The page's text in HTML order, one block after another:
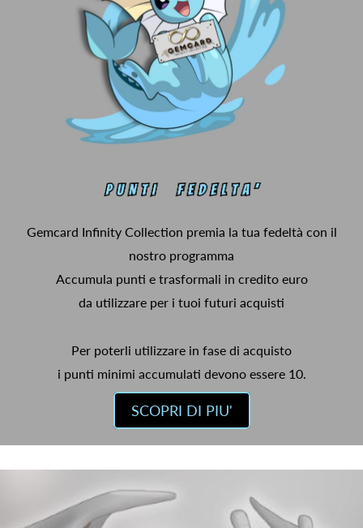
Gemcard Infinity Collection premia la tua fedeltà con il
nostro programma
Accumula punti e trasformali in credito euro
da utilizzare per i tuoi futuri acquisti
Per poterli utilizzare in fase di acquisto
i punti minimi accumulati devono essere 10.
SCOPRI DI PIU'